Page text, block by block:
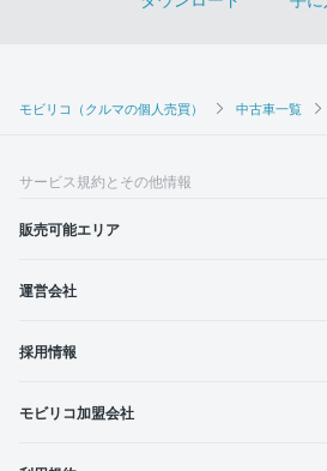
モビリコ（クルマの個人売買） 中古車一覧
サービス規約とその他情報
販売可能エリア
運営会社
採用情報
モビリコ加盟会社